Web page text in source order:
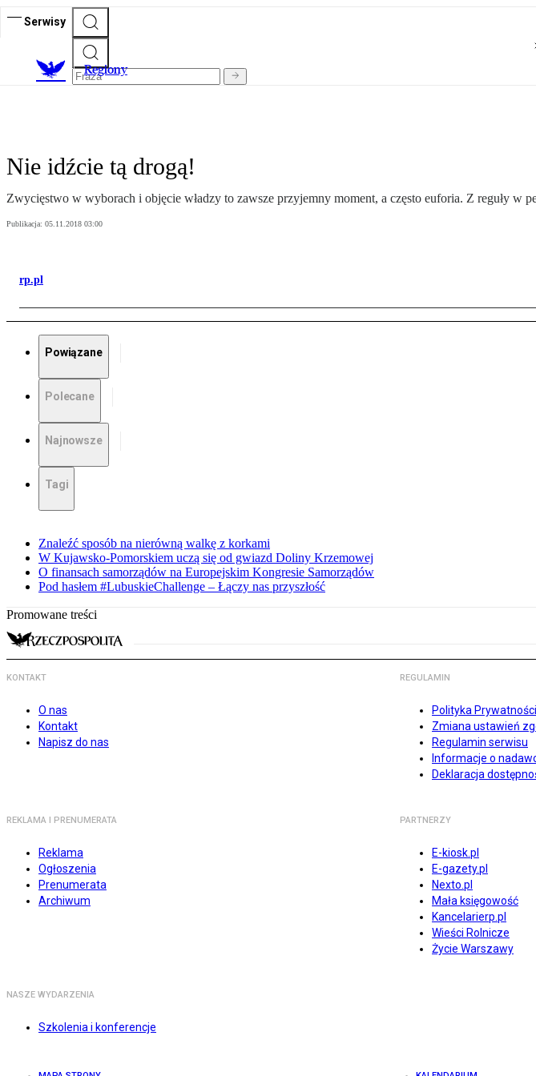
Serwisy
Regiony
Nie idźcie tą drogą!
Zwycięstwo w wyborach i objęcie władzy to zawsze przyjemny moment, a często euforia. Z reguły w
Publikacja: 05.11.2018 03:00
rp.pl
Powiązane
Polecane
Najnowsze
Tagi
Znaleźć sposób na nierówną walkę z korkami
W Kujawsko-Pomorskiem uczą się od gwiazd Doliny Krzemowej
O finansach samorządów na Europejskim Kongresie Samorządów
Pod hasłem #LubuskieChallenge – Łączy nas przyszłość
Promowane treści
KONTAKT
O nas
Kontakt
Napisz do nas
REGULAMIN
Polityka Prywatności
Zmiana ustawień
Regulamin serwisu
Informacje o
Deklaracja
REKLAMA I PRENUMERATA
Reklama
Ogłoszenia
Prenumerata
Archiwum
PARTNERZY
E-kiosk.pl
E-gazety.pl
Nexto.pl
Mała księgowość
Kancelarierp.pl
Wieści Rolnicze
Życie Warszawy
NASZE WYDARZENIA
Szkolenia i konferencje